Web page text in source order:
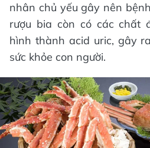
nhân chủ yếu gây nên
rượu bia còn có các chất
hình thành acid uric, gây
sức khỏe con người.